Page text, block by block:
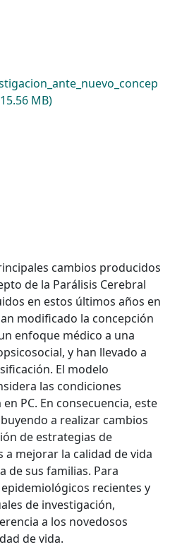
MB)
cambios producidos
de la Parálisis Cerebral
en estos últimos años en
modificado la concepción
enfoque médico a una
y han llevado a
El modelo
las condiciones
PC. En consecuencia, este
a realizar cambios
de estrategias de
mejorar la calidad de vida
de sus familias. Para
recientes y
de investigación,
a los novedosos
de vida.